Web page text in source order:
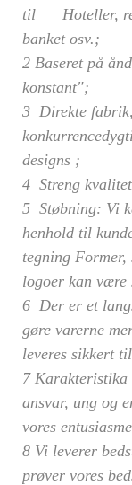
til Hoteller,
banket osv.;
2 Baseret på
konstant";
3 Direkte fabrik,
designs ;
4 Streng
5 Støbning: Vi
henhold til
tegning Former,
logoer kan være
6 Der er et
gøre varerne
leveres sikkert
7 Karakteristika
ansvar, ung og
vores
8 Vi leverer
prøver vores